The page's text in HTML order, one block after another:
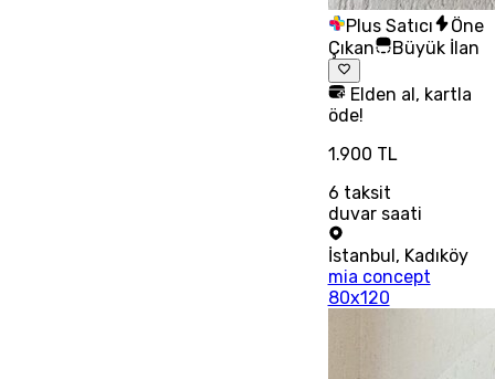
Plus Satıcı
Öne
Çıkan
Büyük İlan
Elden al, kartla
öde!
1.900 TL
6 taksit
duvar saati
İstanbul , Kadıköy
mia concept
80x120